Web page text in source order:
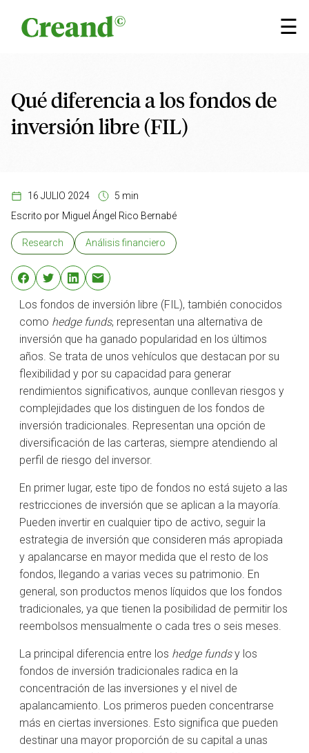
☰
×
Qué diferencia a los fondos de
inversión libre (FIL)
16 JULIO 2024
5 min
Escrito por Miguel Ángel Rico Bernabé
Research Análisis financiero
Los fondos de inversión libre (FIL), también conocidos
como hedge funds, representan una alternativa de
inversión que ha ganado popularidad en los últimos
años. Se trata de unos vehículos que destacan por su
flexibilidad y por su capacidad para generar
rendimientos significativos, aunque conllevan riesgos y
complejidades que los distinguen de los fondos de
inversión tradicionales. Representan una opción de
diversificación de las carteras, siempre atendiendo al
perfil de riesgo del inversor.
En primer lugar, este tipo de fondos no está sujeto a las
restricciones de inversión que se aplican a la mayoría.
Pueden invertir en cualquier tipo de activo, seguir la
estrategia de inversión que consideren más apropiada
y apalancarse en mayor medida que el resto de los
fondos, llegando a varias veces su patrimonio. En
general, son productos menos líquidos que los fondos
tradicionales, ya que tienen la posibilidad de permitir los
reembolsos mensualmente o cada tres o seis meses.
La principal diferencia entre los hedge fundsy los
fondos de inversión tradicionales radica en la
concentración de las inversiones y el nivel de
apalancamiento. Los primeros pueden concentrarse
más en ciertas inversiones. Esto significa que pueden
destinar una mayor proporción de su capital a unas